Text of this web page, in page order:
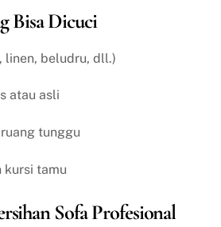
Bisa Dicuci
linen, beludru, dll.)
atau asli
tunggu
kursi tamu
Sofa Profesional